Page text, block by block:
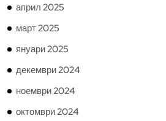
април 2025
март 2025
януари 2025
декември 2024
ноември 2024
октомври 2024